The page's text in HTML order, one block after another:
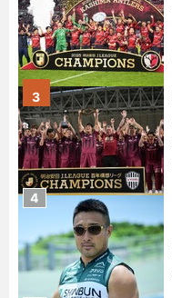
3
4